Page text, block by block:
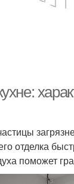
отделка
поможет